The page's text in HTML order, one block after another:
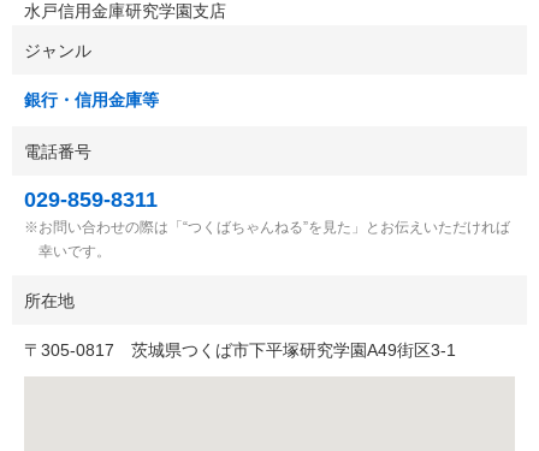
水戸信用金庫研究学園支店
ジャンル
銀行・信用金庫等
電話番号
029-859-8311
お問い合わせの際は「“つくばちゃんねる”を見た」とお伝えいただければ
幸いです。
所在地
〒 305-0817 茨城県つくば市下平塚研究学園A49街区3-1